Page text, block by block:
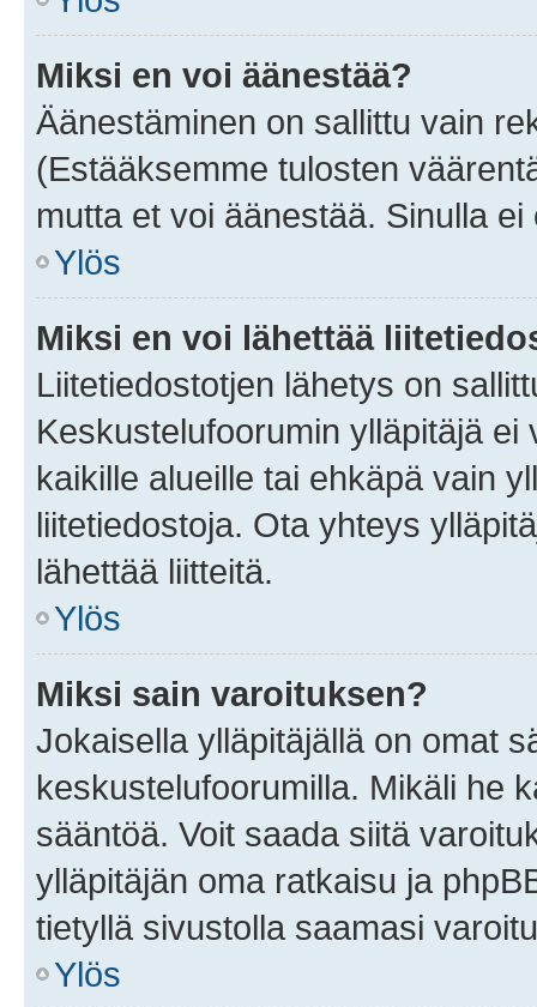
Miksi en voi äänestää?
Äänestäminen on sallittu vain
(Estääksemme tulosten
mutta et voi äänestää. Sinulla
Ylös
Miksi en voi lähettää
Liitetiedostotjen lähetys on
Keskustelufoorumin ylläpitäjä
kaikille alueille tai ehkäpä vain
liitetiedostoja. Ota yhteys
lähettää liitteitä.
Ylös
Miksi sain varoituksen?
Jokaisella ylläpitäjällä on omat
keskustelufoorumilla. Mikäli he
sääntöä. Voit saada siitä
ylläpitäjän oma ratkaisu ja
tietyllä sivustolla saamasi
Ylös